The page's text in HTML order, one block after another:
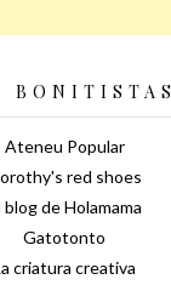
BONITISTAS
Ateneu Popular
red shoes
blog de Holamama
Gatotonto
criatura creativa